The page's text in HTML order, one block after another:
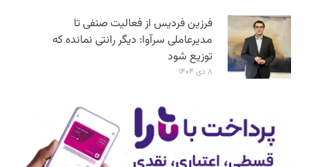
فرزین فردیس از فعالیت صنفی تا
مدیرعاملی سرآوا: دیگر رانتی نمانده که
توزیع شود
۸ دی ۱۴۰۴